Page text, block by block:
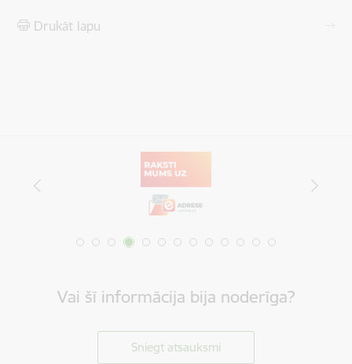
Drukāt lapu
Vai šī informācija bija noderīga?
Sniegt atsauksmi